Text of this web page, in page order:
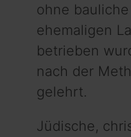
ohne
ehemaligen
betrieben
nach der
gelehrt.
Jüdische,